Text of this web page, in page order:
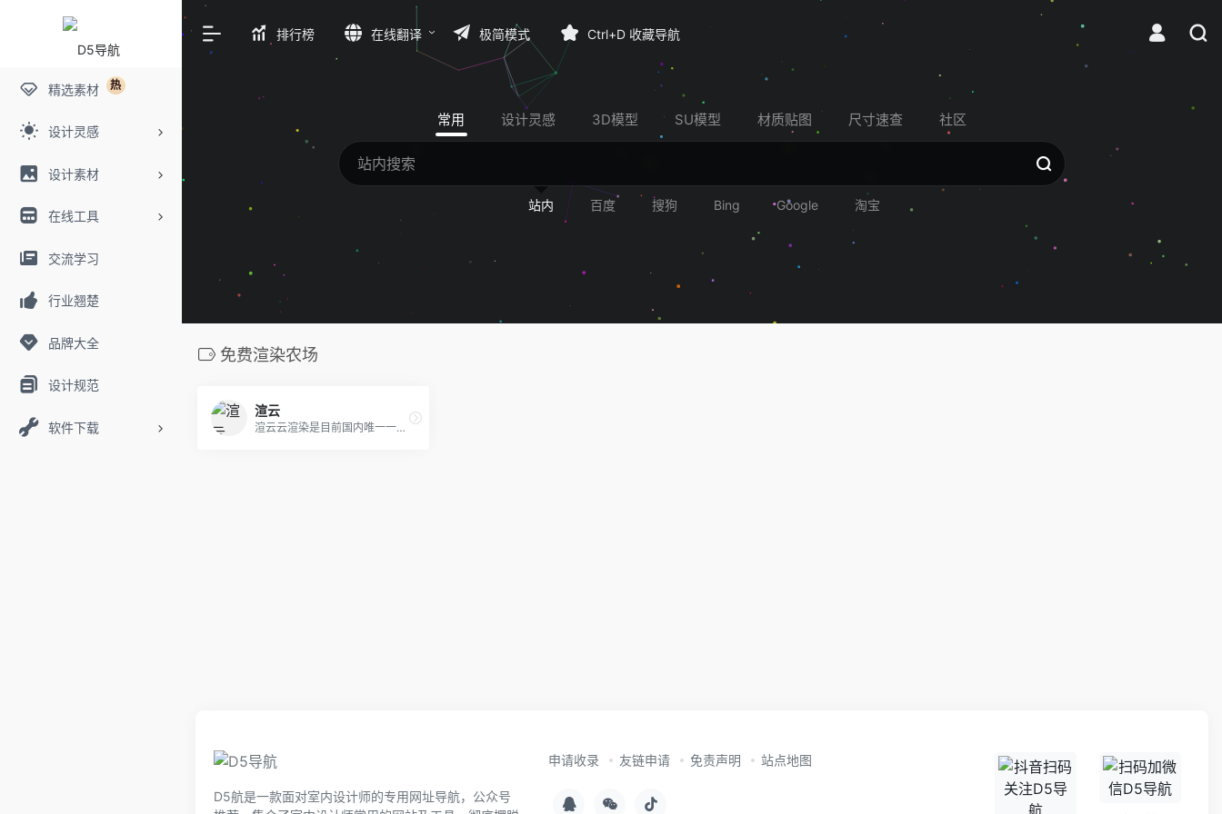
精选素材 热
设计灵感
设计素材
在线工具
交流学习
行业翘楚
品牌大全
设计规范
软件下载
排行榜 在线翻译 极简模式 Ctrl+D 收藏导航
常用 设计灵感 3D模型 SU模型 材质贴图 尺寸速查 社区
站内 百度 搜狗 Bing Google 淘宝
免费渲染农场
渲云
渲云云渲染是目前国内唯一一家全面拥抱公有云的云渲染农场,致力于为效果图用户和影视动画用户提供专业高效的自助式云渲染服务.渲云云渲染农场按照核小时计费,能够无缝对接3d Max软件,支持vray渲染器、corona渲染器.《长津湖》、《金刚川》、《我和我的祖国》及《诛仙I》等热门大片的后期渲染任务,均由渲云担纲.
D5航是一款面对室内设计师的专用网址导航，公众号
申请收录 友链申请 免责声明 站点地图